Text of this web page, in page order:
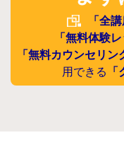
「全
「無料体験
「無料カウンセリン
用できる